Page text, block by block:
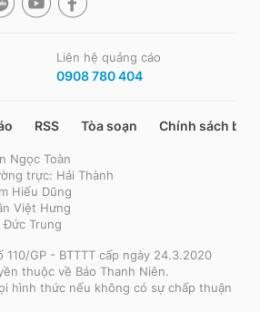
Liên hệ quảng cáo
0908 780 404
RSS Tòa soạn Chính sách bảo
Ngọc Toàn
trực: Hải Thành
Hiếu Dũng
Việt Hưng
Trung
110/GP - BTTTT cấp ngày 24.3.2020
thuộc về Báo Thanh Niên.
hình thức nếu không có sự chấp thuận